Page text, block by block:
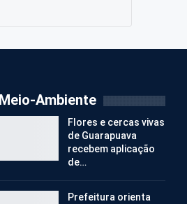
Meio-Ambiente
Flores e cercas vivas
de Guarapuava
recebem aplicação
de…
Prefeitura orienta